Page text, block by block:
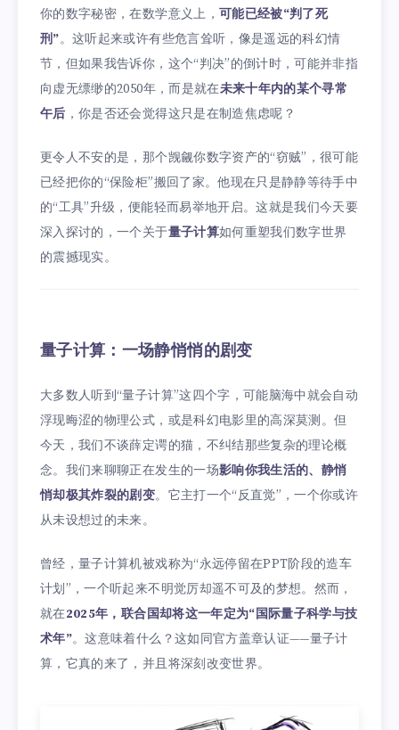
你的数字秘密，在数学意义上， 可能已经被“判了死
刑”。这听起来或许有些危言耸听，像是遥远的科幻情
节，但如果我告诉你，这个“判决”的倒计时，可能并非指
向虚无缥缈的2050年，而是就在未来十年内的某个寻常
午后 ，你是否还会觉得这只是在制造焦虑呢？
更令人不安的是，那个觊觎你数字资产的“窃贼”，很可能
已经把你的“保险柜”搬回了家。他现在只是静静等待手中
的“工具”升级，便能轻而易举地开启。这就是我们今天要
深入探讨的，一个关于量子计算如何重塑我们数字世界
的震撼现实。
量子计算：一场静悄悄的剧变
大多数人听到“量子计算”这四个字，可能脑海中就会自动
浮现晦涩的物理公式，或是科幻电影里的高深莫测。但
今天，我们不谈薛定谔的猫，不纠结那些复杂的理论概
念。我们来聊聊正在发生的一场影响你我生活的、静悄
悄却极其炸裂的剧变。它主打一个“反直觉”，一个你或许
从未设想过的未来。
曾经，量子计算机被戏称为“永远停留在PPT阶段的造车
计划”，一个听起来不明觉厉却遥不可及的梦想。然而，
就在2025年，联合国却将这一年定为“国际量子科学与技
术年”。这意味着什么？这如同官方盖章认证——量子计
算，它真的来了，并且将深刻改变世界。